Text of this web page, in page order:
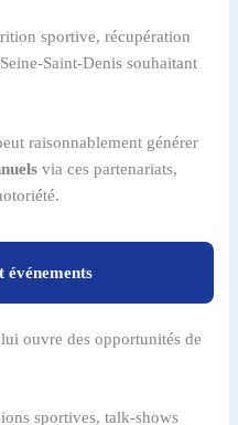
sportive, récupération
Saint-Denis souhaitant
raisonnablement générer
via ces partenariats,
événements
ouvre des opportunités de
sportives, talk-shows